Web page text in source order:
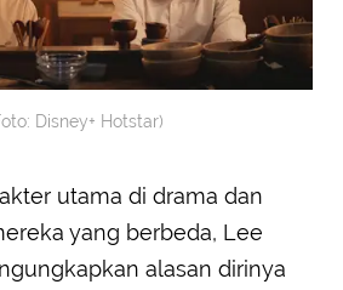
Disney+ Hotstar)
utama di drama dan
yang berbeda, Lee
alasan dirinya